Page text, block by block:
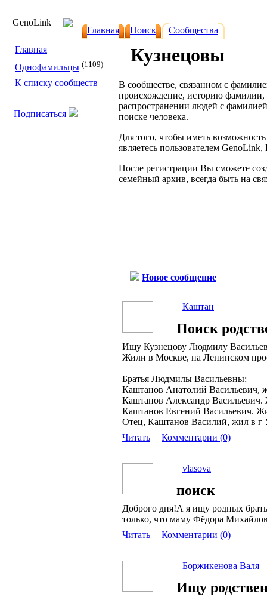
GenoLink
Главная Поиск
Сообщества
Главная
Однофамильцы (1109)
К списку сообществ
Подписаться
Кузнецовы
В сообществе, связанном с
происхождение, историю фамилии,
распространении людей с
поиске человека.
Для того, чтобы иметь
являетесь пользователем
После регистрации Вы сможете
семейный архив, всегда быть на
Новое сообщение
Каштан
Поиск
Ищу Кузнецову Людмилу
Жили в Москве, на Ленинском
Братья Людмилы Васильевны:
Каштанов Анатолий Васильевич,
Каштанов Александр
Каштанов Евгений Васильевич.
Отец, Каштанов Василий, жил в г
Читать | Комментарии (0)
vlasova
поиск
Доброго дня!А я ищу родных
только, что маму Фёдора
Читать | Комментарии (0)
Боржикенова Валя
Ищу